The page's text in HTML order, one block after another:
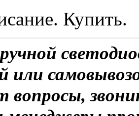
Купить.
или
вопросы,